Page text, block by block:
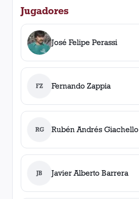
Jugadores
José Felipe Perassi
FZ Fernando Zappia
RG Rubén Andrés Giachello
JB Javier Alberto Barrera